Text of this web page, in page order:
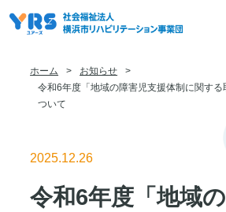
ホーム > お知らせ
>
令和6年度「地域の障害児支援体制に関する
ついて
2025.12.26
令和6年度「地域